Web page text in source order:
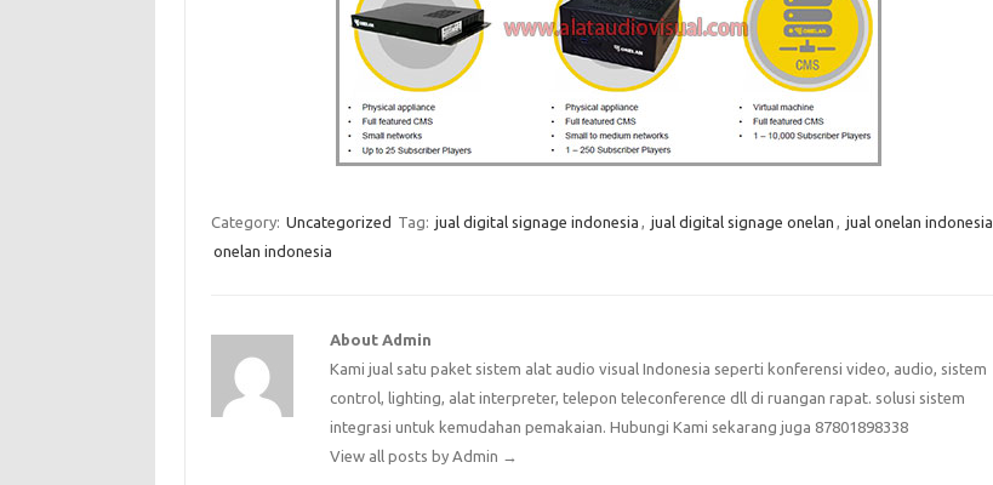
Category: Uncategorized Tag: jual digital signage indonesia , jual digital signage onelan , jual onelan indonesia
onelan indonesia
About Admin
Kami jual satu paket sistem alat audio visual Indonesia seperti konferensi video, audio, sistem
control, lighting, alat interpreter, telepon teleconference dll di ruangan rapat. solusi sistem
integrasi untuk kemudahan pemakaian. Hubungi Kami sekarang juga 87801898338
View all posts by Admin →